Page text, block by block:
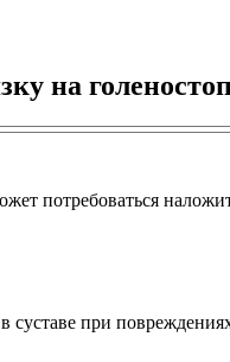
на
потребоваться
при